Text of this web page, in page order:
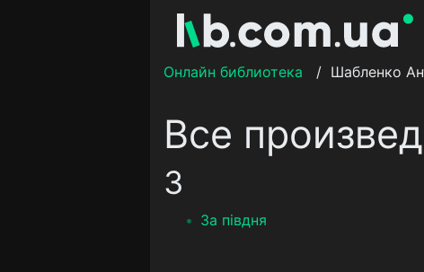
Онлайн библиотека / Шабленко
Все
З
За півдня